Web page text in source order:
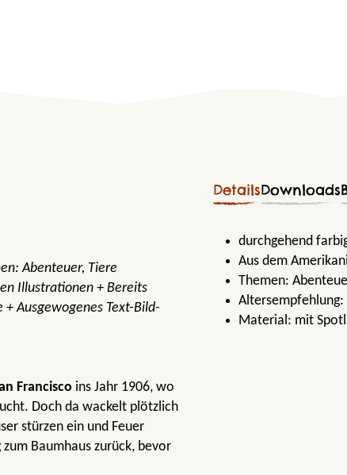
Abenteuer, Tiere
Illustrationen + Bereits
Ausgewogenes Text-Bild-
Francisco ins Jahr 1906, wo
Doch da wackelt plötzlich
stürzen ein und Feuer
Baumhaus zurück, bevor
DetailsDownloads
durchgehend
Aus dem
Themen:
Altersempfehlung:
Material: mit